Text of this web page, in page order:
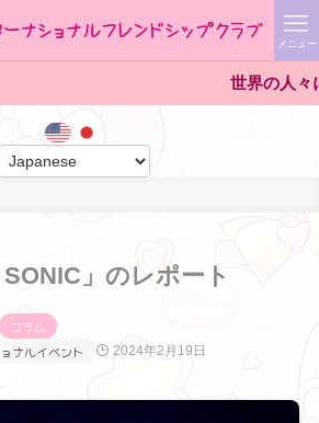
メニュー
世界の人々に出会え
SONIC」のレポート
コラム
ナルイベント 2024年2月19日